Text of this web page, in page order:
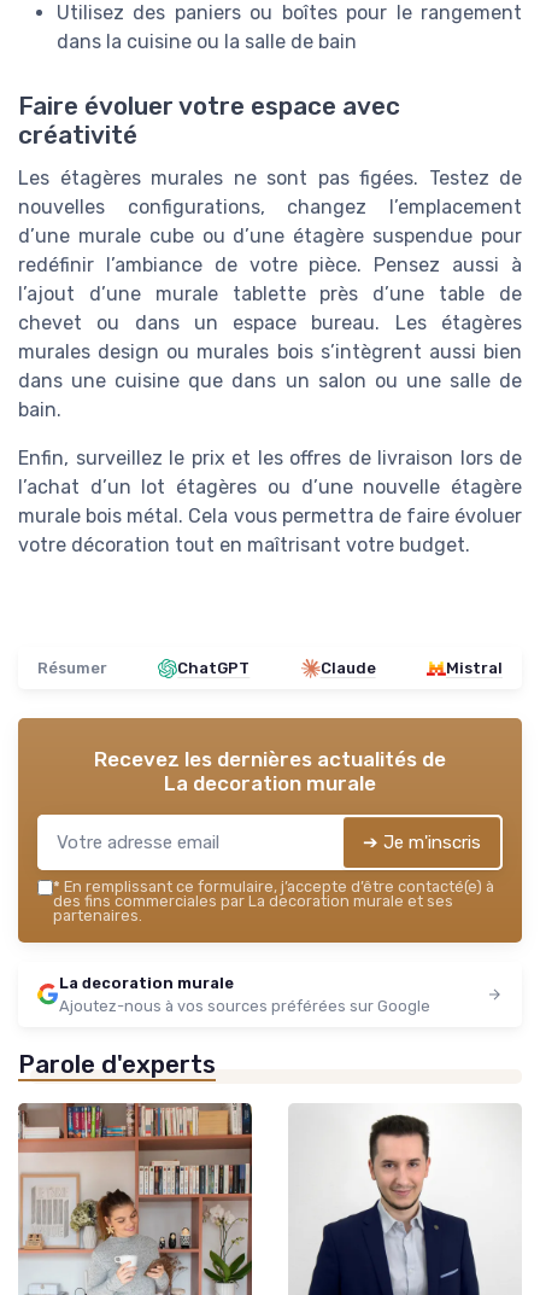
Utilisez des paniers ou boîtes pour le rangement
dans la cuisine ou la salle de bain
Faire évoluer votre espace avec
créativité
Les étagères murales ne sont pas figées. Testez de
nouvelles configurations, changez l’emplacement
d’une murale cube ou d’une étagère suspendue pour
redéfinir l’ambiance de votre pièce. Pensez aussi à
l’ajout d’une murale tablette près d’une table de
chevet ou dans un espace bureau. Les étagères
murales design ou murales bois s’intègrent aussi bien
dans une cuisine que dans un salon ou une salle de
bain.
Enfin, surveillez le prix et les offres de livraison lors de
l’achat d’un lot étagères ou d’une nouvelle étagère
murale bois métal. Cela vous permettra de faire évoluer
votre décoration tout en maîtrisant votre budget.
Résumer ChatGPT Claude Mistral
Recevez les dernières actualités de
La decoration murale
➔ Je m'inscris
* En remplissant ce formulaire, j’accepte d’être contacté(e) à
des fins commerciales par La decoration murale et ses
partenaires.
La decoration murale
Ajoutez-nous à vos sources préférées sur Google
Parole d'experts